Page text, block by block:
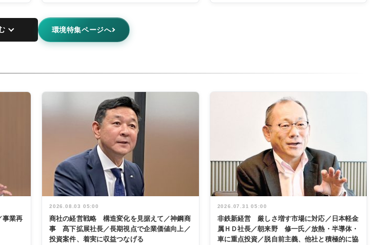
環境特集ページへ
事業再
2026.08.03 05:00
商社の経営戦略 構造変化を見据えて／神鋼商
事 髙下拡展社長／長期視点で企業価値向上／
投資案件、着実に収益つなげる
2026.07.31 05:00
非鉄新経営 厳しさ増す市場に対応／日本軽金
属ＨＤ社長／朝来野 修一氏／放熱・半導体・
車に重点投資／脱自前主義、他社と積極的に協